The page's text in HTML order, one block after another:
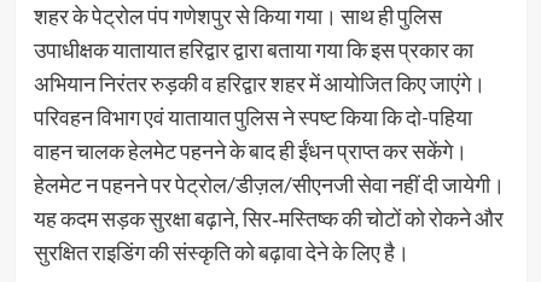
शहर के पेट्रोल पंप गणेशपुर से किया गया। साथ ही पुलिस
उपाधीक्षक यातायात हरिद्वार द्वारा बताया गया कि इस प्रकार का
अभियान निरंतर रुड़की व हरिद्वार शहर में आयोजित किए जाएंगे।
परिवहन विभाग एवं यातायात पुलिस ने स्पष्ट किया कि दो-पहिया
वाहन चालक हेलमेट पहनने के बाद ही ईंधन प्राप्त कर सकेंगे।
हेलमेट न पहनने पर पेट्रोल/डीज़ल/सीएनजी सेवा नहीं दी जायेगी।
यह कदम सड़क सुरक्षा बढ़ाने, सिर‐मस्तिष्क की चोटों को रोकने और
सुरक्षित राइडिंग की संस्कृति को बढ़ावा देने के लिए है।